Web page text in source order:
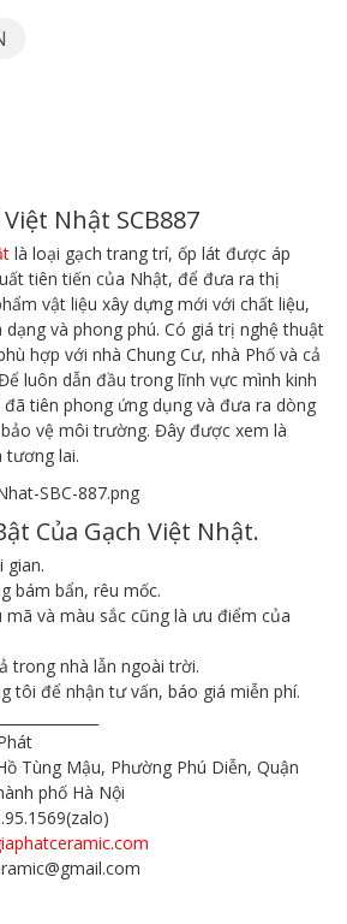
Nhật SCB887
là loại gạch trang trí, ốp lát được áp
tiên tiến của Nhật, để đưa ra thị
vật liệu xây dựng mới với chất liệu,
và phong phú. Có giá trị nghệ thuật
hợp với nhà Chung Cư, nhà Phố và cả
luôn dẫn đầu trong lĩnh vực mình kinh
tiên phong ứng dụng và đưa ra dòng
vệ môi trường. Đây được xem là
tương lai.
Của Gạch Việt Nhật.
gian.
bám bẩn, rêu mốc.
mã và màu sắc cũng là ưu điểm của
trong nhà lẫn ngoài trời.
tôi để nhận tư vấn, báo giá miễn phí.
Tùng Mậu, Phường Phú Diễn, Quận
phố Hà Nội